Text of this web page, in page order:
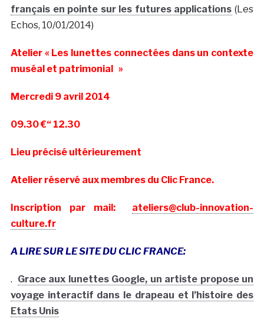
français en pointe sur les futures applications (Les
Echos, 10/01/2014)
Atelier « Les lunettes connectées dans un contexte
muséal et patrimonial »
Mercredi 9 avril 2014
09.30 €“ 12.30
Lieu précisé ultérieurement
Atelier réservé aux membres du Clic France.
Inscription par mail: ateliers@club-innovation-
culture.fr
A LIRE SUR LE SITE DU CLIC FRANCE:
. Grace aux lunettes Google, un artiste propose un
voyage interactif dans le drapeau et l’histoire des
Etats Unis